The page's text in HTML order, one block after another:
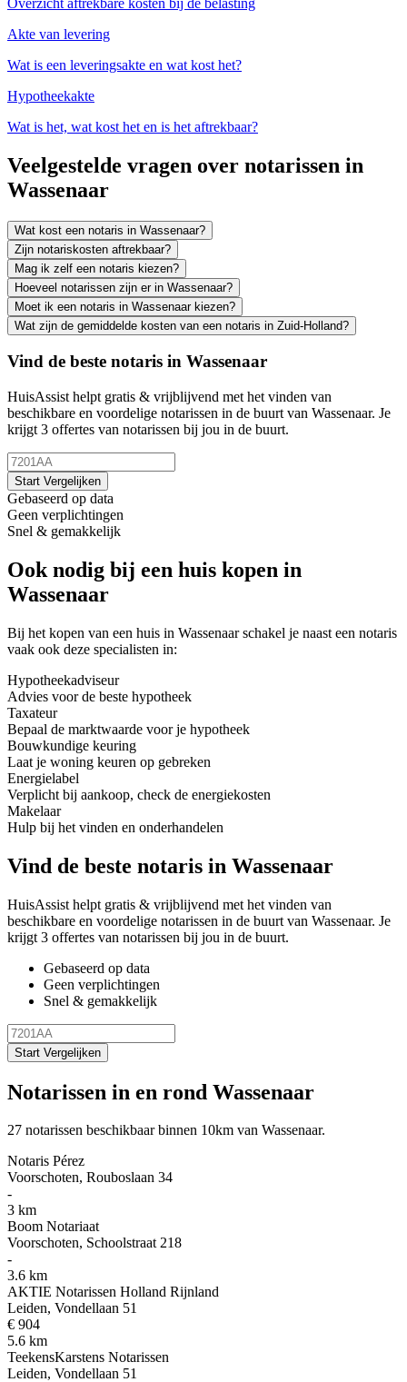
Akte van levering
Wat is een leveringsakte en wat kost het?
Hypotheekakte
Wat is het, wat kost het en is het aftrekbaar?
Veelgestelde vragen over notarissen in
Wassenaar
Wat kost een notaris in Wassenaar?
Zijn notariskosten aftrekbaar?
Mag ik zelf een notaris kiezen?
Hoeveel notarissen zijn er in Wassenaar?
Moet ik een notaris in Wassenaar kiezen?
Wat zijn de gemiddelde kosten van een notaris in Zuid-Holland?
Vind de beste notaris in Wassenaar
HuisAssist helpt gratis & vrijblijvend met het vinden van
beschikbare en voordelige notarissen in de buurt van Wassenaar. Je
krijgt 3 offertes van notarissen bij jou in de buurt.
Start Vergelijken
Gebaseerd op data
Geen verplichtingen
Snel & gemakkelijk
Ook nodig bij een huis kopen in
Wassenaar
Bij het kopen van een huis in Wassenaar schakel je naast een notaris
vaak ook deze specialisten in:
Hypotheekadviseur
Advies voor de beste hypotheek
Taxateur
Bepaal de marktwaarde voor je hypotheek
Bouwkundige keuring
Laat je woning keuren op gebreken
Energielabel
Verplicht bij aankoop, check de energiekosten
Makelaar
Hulp bij het vinden en onderhandelen
Vind de beste notaris in Wassenaar
HuisAssist helpt gratis & vrijblijvend met het vinden van
beschikbare en voordelige notarissen in de buurt van Wassenaar. Je
krijgt 3 offertes van notarissen bij jou in de buurt.
Gebaseerd op data
Geen verplichtingen
Snel & gemakkelijk
Start Vergelijken
Notarissen in en rond Wassenaar
27 notarissen beschikbaar binnen 10km van Wassenaar.
Notaris Pérez
Voorschoten, Rouboslaan 34
-
3 km
Boom Notariaat
Voorschoten, Schoolstraat 218
-
3.6 km
AKTIE Notarissen Holland Rijnland
Leiden, Vondellaan 51
€ 904
5.6 km
TeekensKarstens Notarissen
Leiden, Vondellaan 51